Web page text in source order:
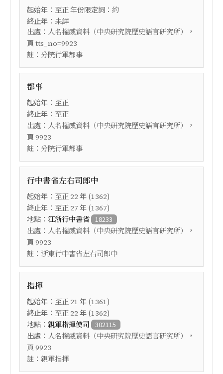
起始年： 至正年份限定詞： 約
終止年：未詳
出處： 人名權威資料（中央研究院歷史語言研究所）
，
頁 tts_no=9923
註： 分院行軍都事
都事
起始年： 至正
終止年： 至正
出處： 人名權威資料（中央研究院歷史語言研究所）
，
頁 9923
註： 分院行軍都事
行中書省左右司郎中
起始年： 至正 22 年 (1362)
終止年： 至正 27 年 (1367)
地點： 江浙行中書省 18233
出處： 人名權威資料（中央研究院歷史語言研究所）
，
頁 9923
註： 浙東行中書省左右司郎中
指揮
起始年： 至正 21 年 (1361)
終止年： 至正 22 年 (1362)
地點： 親軍指揮使司 302115
出處： 人名權威資料（中央研究院歷史語言研究所）
，
頁 9923
註： 親軍指揮